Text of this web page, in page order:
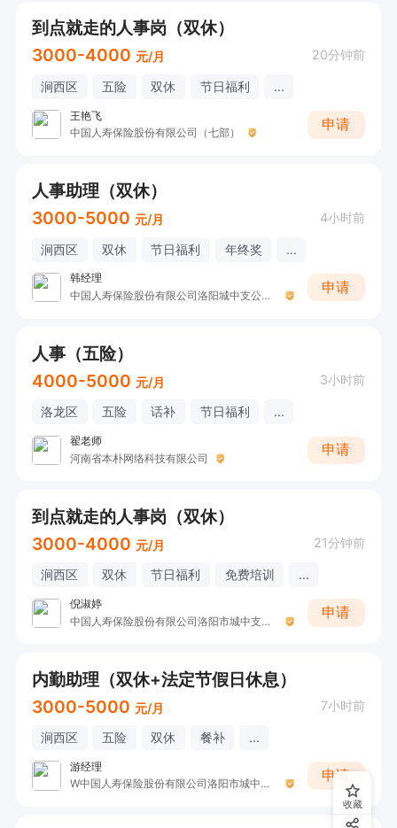
到点就走的人事岗（双休）
3000-4000 元/月 20分钟前
涧西区 五险 双休 节日福利 ...
王艳飞
中国人寿保险股份有限公司（七部）
申请
人事助理（双休）
3000-5000 元/月 4小时前
涧西区 双休 节日福利 年终奖 ...
韩经理
中国人寿保险股份有限公司洛阳城中支公司H
申请
人事（五险）
4000-5000 元/月 3小时前
洛龙区 五险 话补 节日福利 ...
翟老师
河南省本朴网络科技有限公司
申请
到点就走的人事岗（双休）
3000-4000 元/月 21分钟前
涧西区 双休 节日福利 免费培训 ...
倪淑婷
中国人寿保险股份有限公司洛阳市城中支公司（收展三部）
申请
内勤助理（双休+法定节假日休息）
3000-5000 元/月 7小时前
涧西区 五险 双休 餐补 ...
游经理
W中国人寿保险股份有限公司洛阳市城中支公司
申请
收藏